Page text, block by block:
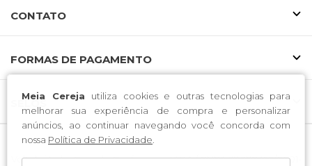
Meia Cereja utiliza cookies e outras tecnologias para
melhorar sua experiência de compra e personalizar
anúncios, ao continuar navegando você concorda com
nossa Política de Privacidade.
CONTATO
FORMAS DE PAGAMENTO
SELOS
Voltolini Ind e Com de Confeccoes LTDA / CNPJ: 37.078.166/0001-